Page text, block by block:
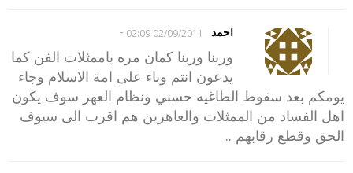
احمد 02/09/2011 02:09
-
وربنا وربنا كمان مره ياممثلات الفن كما
يدعون انتم وباء على امة الاسلام وجاء
يومكم بعد سقوط الطاغيه حسني ونظام العهر سوف يكون
اهل الفساد من الممثلات والعاهرين هم اقرب الى سيوف
الحق وقطع رقابهم ..